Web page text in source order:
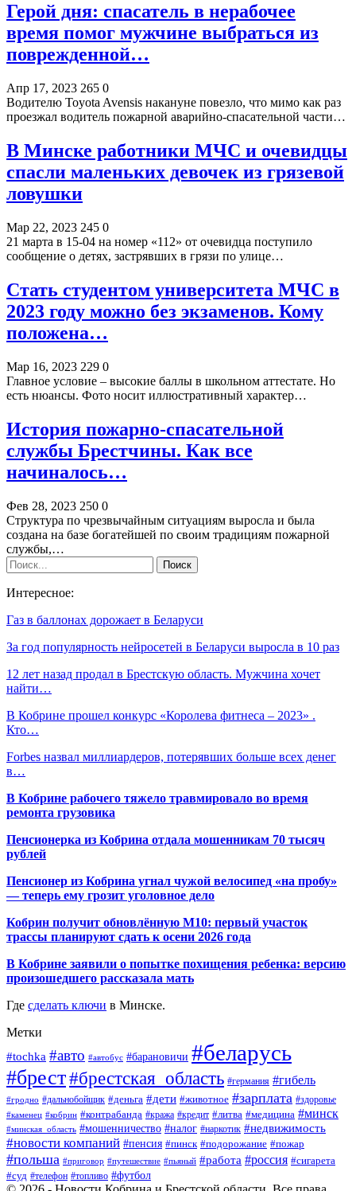
Герой дня: спасатель в нерабочее
время помог мужчине выбраться из
поврежденной…
Апр 17, 2023 265 0
Водителю Toyota Avensis накануне повезло, что мимо как раз
проезжал водитель пожарной аварийно-спасательной части…
В Минске работники МЧС и очевидцы
спасли маленьких девочек из грязевой
ловушки
Мар 22, 2023 245 0
21 марта в 15-04 на номер «112» от очевидца поступило
сообщение о детях, застрявших в грязи по улице…
Стать студентом университета МЧС в
2023 году можно без экзаменов. Кому
положена…
Мар 16, 2023 229 0
Главное условие – высокие баллы в школьном аттестате. Но
есть нюансы. Фото носит иллюстративный характер…
История пожарно-спасательной
службы Брестчины. Как все
начиналось…
Фев 28, 2023 250 0
Структура по чрезвычайным ситуациям выросла и была
создана на базе богатейшей по своим традициям пожарной
службы,…
Интересное:
Газ в баллонах дорожает в Беларуси
За год популярность нейросетей в Беларуси выросла в 10 раз
12 лет назад продал в Брестскую область. Мужчина хочет
найти…
В Кобрине прошел конкурс «Королева фитнеса – 2023» .
Кто…
Forbes назвал миллиардеров, потерявших больше всех денег
в…
В Кобрине рабочего тяжело травмировало во время
ремонта грузовика
Пенсионерка из Кобрина отдала мошенникам 70 тысяч
рублей
Пенсионер из Кобрина угнал чужой велосипед «на пробу»
— теперь ему грозит уголовное дело
Кобрин получит обновлённую М10: первый участок
трассы планируют сдать к осени 2026 года
В Кобрине заявили о попытке похищения ребенка: версию
произошедшего рассказала мать
Где сделать ключи в Минске.
Метки
#tochka #авто #автобус #барановичи #беларусь
#брест#брестская_область #германия #гибель
#гродно #дальнобойщик #деньга #дети #животное #зарплата #здоровье
#каменец #кобрин #контрабанда #кража #кредит #литва #медицина #минск
#минская_область #мошенничество #налог #наркотик #недвижимость
#новости компаний #пенсия #пинск #подорожание #пожар
#польша #приговор #путешествие #пьяный #работа #россия #сигарета
#суд #телефон #топливо #футбол